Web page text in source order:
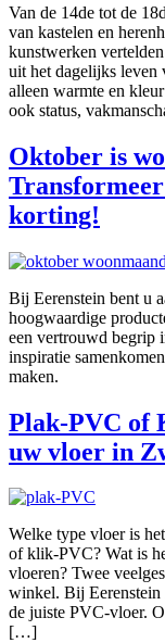
Van de 14de tot de
van kastelen en
kunstwerken
uit het dagelijks leven
alleen warmte en
ook status,
Oktober is
korting!
Bij Eerenstein bent u
hoogwaardige
een vertrouwd begrip
inspiratie
maken.
Plak-PVC of
uw vloer in
Welke type vloer is
of klik-PVC? Wat is
vloeren? Twee
winkel. Bij Eerenstein
de juiste PVC-vloer.
[…]